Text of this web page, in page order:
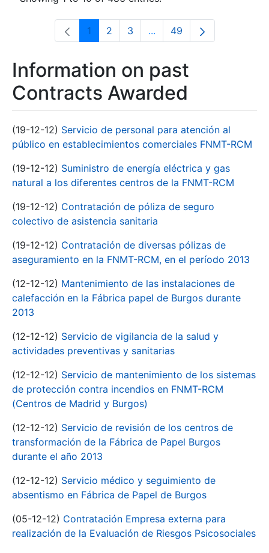
Page
1 Page
2 Page
3 ...Intermediate Pages Use
Page
49
Information on past
Contracts Awarded
(19-12-12) Servicio de personal para atención al
público en establecimientos comerciales FNMT-RCM
(19-12-12) Suministro de energía eléctrica y gas
natural a los diferentes centros de la FNMT-RCM
(19-12-12) Contratación de póliza de seguro
colectivo de asistencia sanitaria
(19-12-12) Contratación de diversas pólizas de
aseguramiento en la FNMT-RCM, en el período 2013
(12-12-12) Mantenimiento de las instalaciones de
calefacción en la Fábrica papel de Burgos durante
2013
(12-12-12) Servicio de vigilancia de la salud y
actividades preventivas y sanitarias
(12-12-12) Servicio de mantenimiento de los sistemas
de protección contra incendios en FNMT-RCM
(Centros de Madrid y Burgos)
(12-12-12) Servicio de revisión de los centros de
transformación de la Fábrica de Papel Burgos
durante el año 2013
(12-12-12) Servicio médico y seguimiento de
absentismo en Fábrica de Papel de Burgos
(05-12-12) Contratación Empresa externa para
realización de la Evaluación de Riesgos Psicosociales